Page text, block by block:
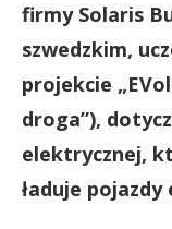
firmy Solaris
szwedzkim,
projekcie
droga”),
elektrycznej,
ładuje